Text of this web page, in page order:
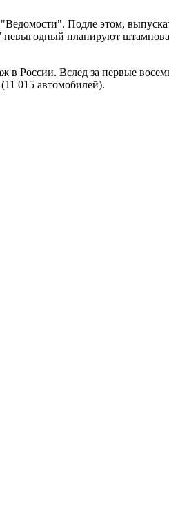
Подле этом,
планируют
России. Вслед за первые
015 автомобилей).